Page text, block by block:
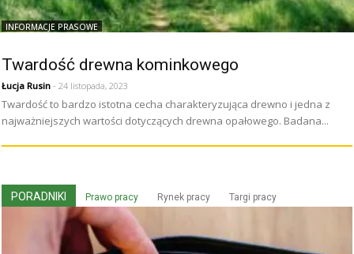
INFORMACJE PRASOWE
Twardość drewna kominkowego
Łucja Rusin - 24 listopada, 2023
Twardość to bardzo istotna cecha charakteryzująca drewno i jedna z
najważniejszych wartości dotyczących drewna opałowego. Badana...
PORADNIKI Prawo pracy Rynek pracy Targi pracy